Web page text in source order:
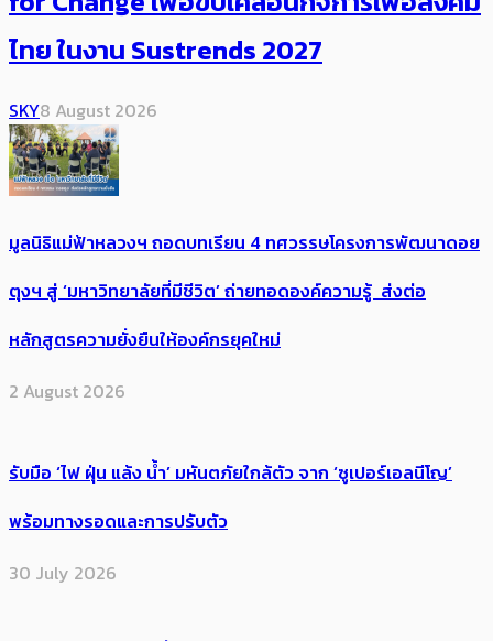
ไทย ในงาน Sustrends 2027
SKY8 August 2026
มูลนิธิแม่ฟ้าหลวงฯ ถอดบทเรียน 4 ทศวรรษโครงการพัฒนาดอย
ตุงฯ สู่ ‘มหาวิทยาลัยที่มีชีวิต’ ถ่ายทอดองค์ความรู้ ส่งต่อ
หลักสูตรความยั่งยืนให้องค์กรยุคใหม่
2 August 2026
รับมือ ‘ไฟ ฝุ่น แล้ง น้ำ’ มหันตภัยใกล้ตัว จาก ‘ซูเปอร์เอลนีโญ’
พร้อมทางรอดและการปรับตัว
30 July 2026